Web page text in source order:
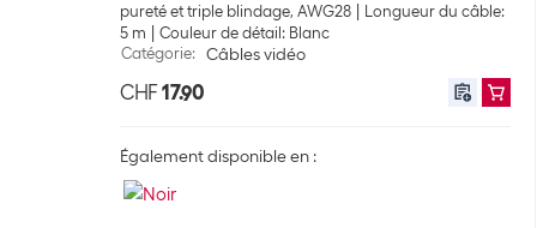
pureté et triple blindage, AWG28
Longueur du câble:
5 m
Couleur de détail: Blanc
Catégorie: Câbles vidéo
CHF 17.90
Également disponible en :